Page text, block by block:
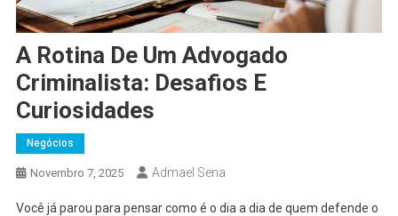
A Rotina De Um Advogado
Criminalista: Desafios E
Curiosidades
Negócios
Novembro 7, 2025 Admael Sena
Você já parou para pensar como é o dia a dia de quem defende o